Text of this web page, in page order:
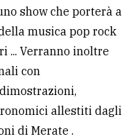
show che porterà a
musica pop rock
... Verranno inoltre
con
allestiti dagli
di Merate .